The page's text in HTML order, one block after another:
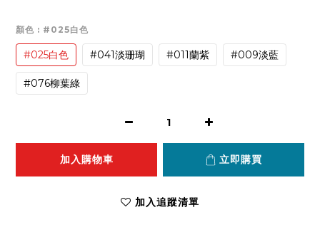
顏色 : #025白色
#025白色 #041淡珊瑚 #011蘭紫 #009淡藍
#076柳葉綠
加入購物車 立即購買
加入追蹤清單